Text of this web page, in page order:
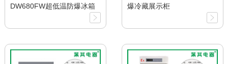
DW680FW超低温防爆冰箱
爆冷藏展示柜